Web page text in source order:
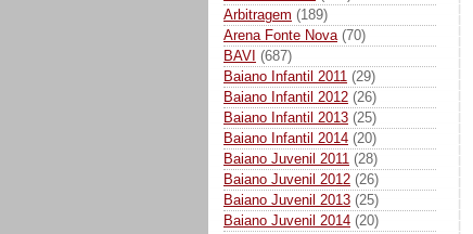
Arbitragem (189)
Arena Fonte Nova (70)
BAVI (687)
Baiano Infantil 2011 (29)
Baiano Infantil 2012 (26)
Baiano Infantil 2013 (25)
Baiano Infantil 2014 (20)
Baiano Juvenil 2011 (28)
Baiano Juvenil 2012 (26)
Baiano Juvenil 2013 (25)
Baiano Juvenil 2014 (20)